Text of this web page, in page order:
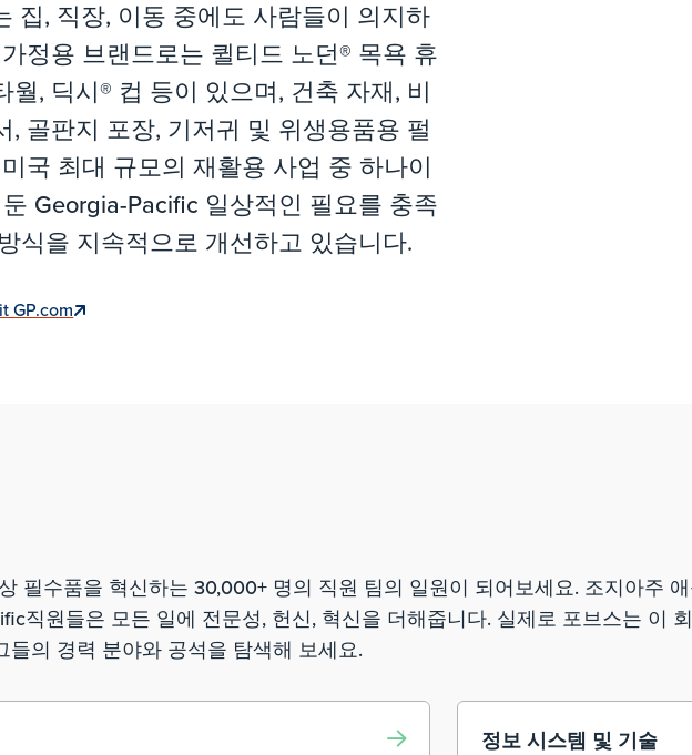
집, 직장, 이동 중에도 사람들이 의지하
정용 브랜드로는 퀼티드 노던® 목욕 휴
월, 딕시® 컵 등이 있으며, 건축 자재, 비
, 골판지 포장, 기저귀 및 위생용품용 펄
국 최대 규모의 재활용 사업 중 하나이
Georgia-Pacific 일상적인 필요를 충족
식을 지속적으로 개선하고 있습니다.
GP.com
필수품을 혁신하는 30,000+ 명의 직원 팀의 일원이 되어보세요. 조지아주
직원들은 모든 일에 전문성, 헌신, 혁신을 더해줍니다. 실제로 포브스는 이
들의 경력 분야와 공석을 탐색해 보세요.
정보 시스템 및 기술